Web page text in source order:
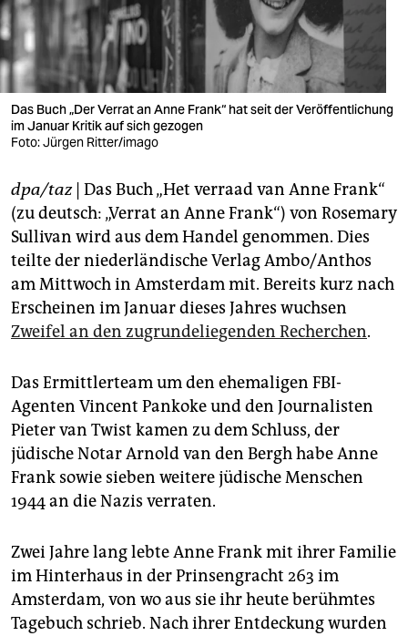
wahrheit
verlag
verlag
veranstaltungen
fragen & hilfe
unterstützen
abo
genossenschaft
Das Buch „Der Verrat an Anne Frank“ hat seit der Veröffentlichung
im Januar Kritik auf sich gezogen
Foto: Jürgen Ritter/imago
dpa/taz| Das Buch „Het verraad van Anne Frank“
(zu deutsch: „Verrat an Anne Frank“) von Rosemary
Sullivan wird aus dem Handel genommen. Dies
teilte der niederländische Verlag Ambo/Anthos
am Mittwoch in Amsterdam mit. Bereits kurz nach
Erscheinen im Januar dieses Jahres wuchsen
Zweifel an den zugrundeliegenden Recherchen.
Das Ermittlerteam um den ehemaligen FBI-
Agenten Vincent Pankoke und den Journalisten
Pieter van Twist kamen zu dem Schluss, der
jüdische Notar Arnold van den Bergh habe Anne
Frank sowie sieben weitere jüdische Menschen
1944 an die Nazis verraten.
Zwei Jahre lang lebte Anne Frank mit ihrer Familie
im Hinterhaus in der Prinsengracht 263 im
Amsterdam, von wo aus sie ihr heute berühmtes
Tagebuch schrieb. Nach ihrer Entdeckung wurden